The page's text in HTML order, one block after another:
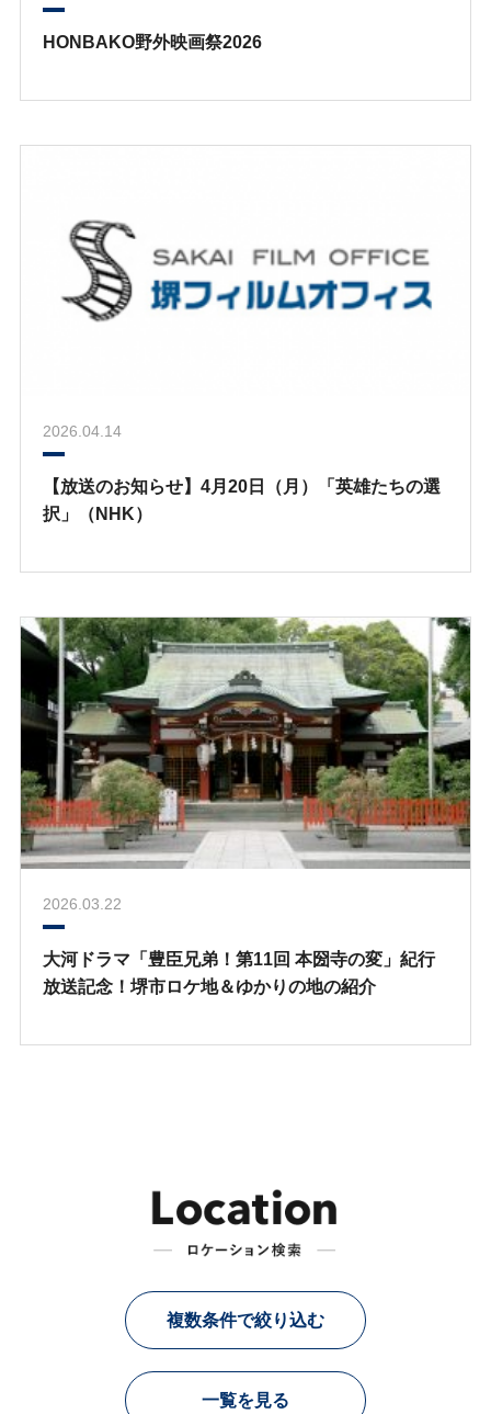
HONBAKO野外映画祭2026
2026.04.14
【放送のお知らせ】4月20日（月）「英雄たちの選
択」（NHK）
2026.03.22
大河ドラマ「豊臣兄弟！第11回 本圀寺の変」紀行
放送記念！堺市ロケ地＆ゆかりの地の紹介
複数条件で絞り込む
一覧を見る